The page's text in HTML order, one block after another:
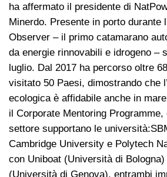
ha affermato il presidente di
Minerdo. Presente in porto durante
Observer – il primo catamarano
da energie rinnovabili e idrogeno –
luglio. Dal 2017 ha percorso oltre
visitato 50 Paesi, dimostrando che
ecologica è affidabile anche in
il Corporate Mentoring Programme,
settore supportano le
Cambridge University e Polytech
con Uniboat (Università di
(Università di Genova), entrambi